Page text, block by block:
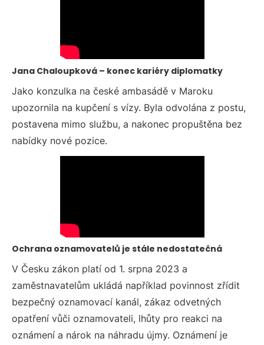
Jana Chaloupková – konec kariéry diplomatky
Jako konzulka na české ambasádě v Maroku
upozornila na kupčení s vízy. Byla odvolána z postu,
postavena mimo službu, a nakonec propuštěna bez
nabídky nové pozice.
Ochrana oznamovatelů je stále nedostatečná
V Česku zákon platí od 1. srpna 2023 a
zaměstnavatelům ukládá například povinnost zřídit
bezpečný oznamovací kanál, zákaz odvetných
opatření vůči oznamovateli, lhůty pro reakci na
oznámení a nárok na náhradu újmy. Oznámení je